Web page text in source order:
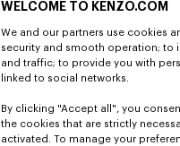
WELCOME TO KENZO.COM
We and our partners use cookies
security and smooth operation; to
and traffic; to provide you with
linked to social networks.
By clicking "Accept all", you
the cookies that are strictly
activated. To manage your